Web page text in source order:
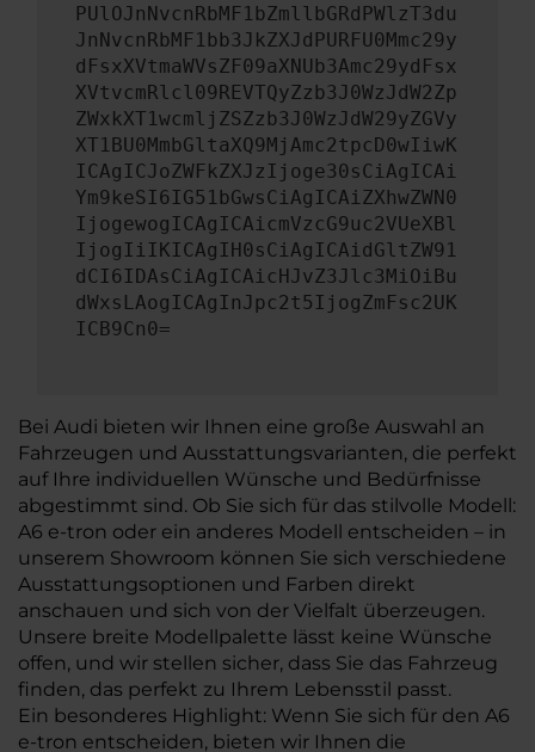
PUlOJnNvcnRbMF1bZmllbGRdPWlzT3du
JnNvcnRbMF1bb3JkZXJdPURFU0Mmc29y
dFsxXVtmaWVsZF09aXNUb3Amc29ydFsx
XVtvcmRlcl09REVTQyZzb3J0WzJdW2Zp
ZWxkXT1wcmljZSZzb3J0WzJdW29yZGVy
XT1BU0MmbGltaXQ9MjAmc2tpcD0wIiwK
ICAgICJoZWFkZXJzIjoge30sCiAgICAi
Ym9keSI6IG51bGwsCiAgICAiZXhwZWN0
IjogewogICAgICAicmVzcG9uc2VUeXBl
IjogIiIKICAgIH0sCiAgICAidGltZW91
dCI6IDAsCiAgICAicHJvZ3Jlc3MiOiBu
dWxsLAogICAgInJpc2t5IjogZmFsc2UK
ICB9Cn0=
Bei Audi bieten wir Ihnen eine große Auswahl an
Fahrzeugen und Ausstattungsvarianten, die perfekt
auf Ihre individuellen Wünsche und Bedürfnisse
abgestimmt sind. Ob Sie sich für das stilvolle Modell:
A6 e-tron oder ein anderes Modell entscheiden – in
unserem Showroom können Sie sich verschiedene
Ausstattungsoptionen und Farben direkt
anschauen und sich von der Vielfalt überzeugen.
Unsere breite Modellpalette lässt keine Wünsche
offen, und wir stellen sicher, dass Sie das Fahrzeug
finden, das perfekt zu Ihrem Lebensstil passt.
Ein besonderes Highlight: Wenn Sie sich für den A6
e-tron entscheiden, bieten wir Ihnen die